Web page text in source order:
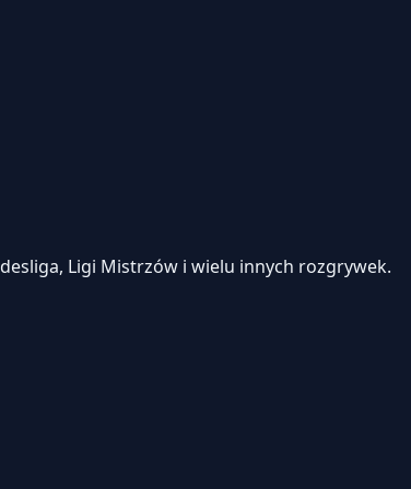
Ligi Mistrzów i wielu innych rozgrywek.